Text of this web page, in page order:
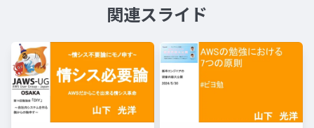
関連スライド